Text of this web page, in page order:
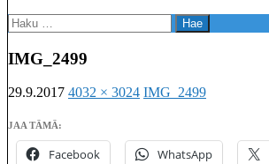
Haku:
IMG_2499
29.9.2017 4032 × 3024 IMG_2499
JAA TÄMÄ:
Facebook WhatsApp